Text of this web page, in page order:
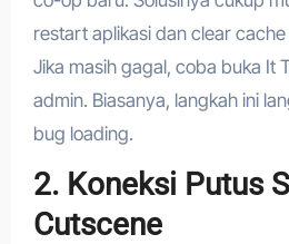
restart aplikasi dan clear
Jika masih gagal, coba buka It
admin. Biasanya, langkah ini
bug loading.
2. Koneksi Putus
Cutscene